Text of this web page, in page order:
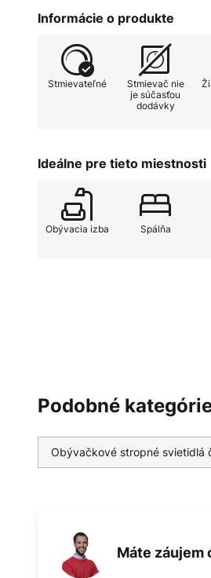
a
a vytvára
Informácie o produkte
Stmievateľné
Stmievač nie
je súčasťou
dodávky
Ideálne pre tieto miestnosti
Obývacia izba Spálňa
Podobné
Obývačkové stropné svietidlá
Máte záujem